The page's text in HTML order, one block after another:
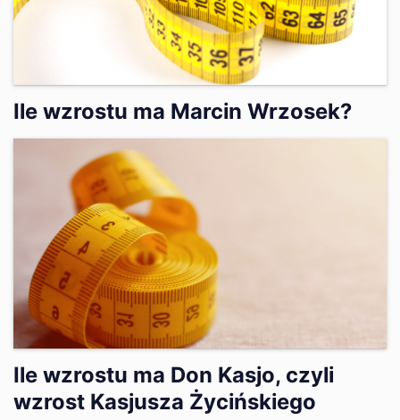
Ile wzrostu ma Marcin Wrzosek?
Ile wzrostu ma Don Kasjo, czyli
wzrost Kasjusza Życińskiego